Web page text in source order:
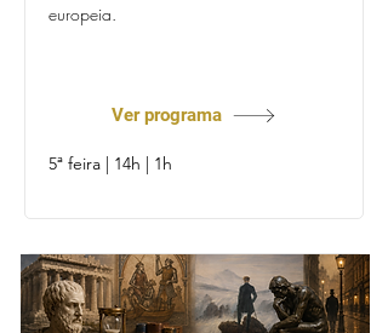
europeia.
Ver programa
5ª feira | 14h | 1h